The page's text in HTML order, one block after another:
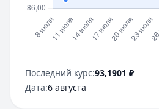
Последний курс:93,1901 ₽
Дата:6 августа